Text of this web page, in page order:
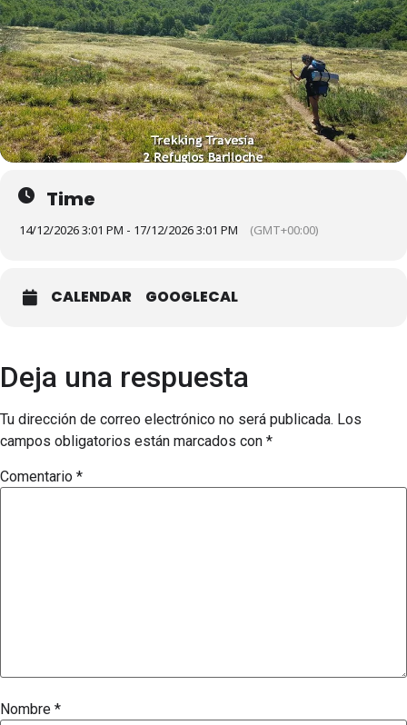
Time
14/12/2026 3:01 PM - 17/12/2026 3:01 PM (GMT+00:00)
CALENDAR GOOGLECAL
Deja una respuesta
Tu dirección de correo electrónico no será publicada. Los
campos obligatorios están marcados con *
Comentario *
Nombre *